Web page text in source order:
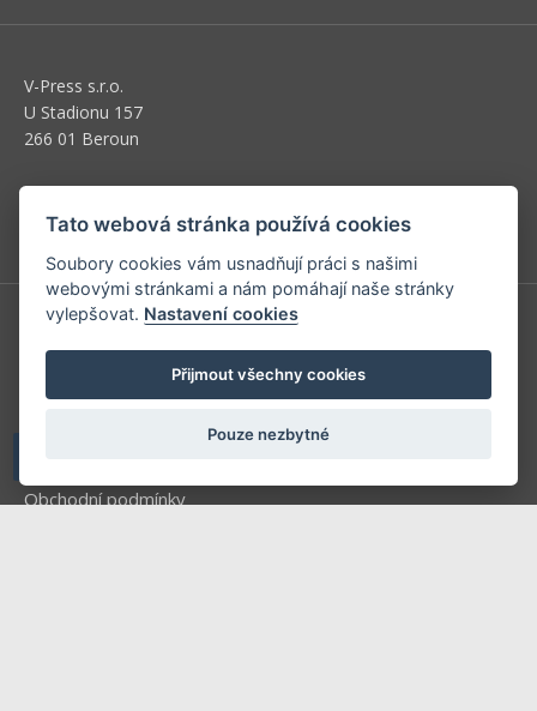
V-Press s.r.o.
U Stadionu 157
266 01 Beroun
Telefon: +420 604 763 835
E-mail:predplatne@vpress.cz
Redakce
Obchodní podmínky
Tato webová stránka používá cookies
Soubory cookies vám usnadňují práci s našimi
webovými stránkami a nám pomáhají naše stránky
vylepšovat. Nastavení cookies
Přijmout všechny cookies
Pouze nezbytné